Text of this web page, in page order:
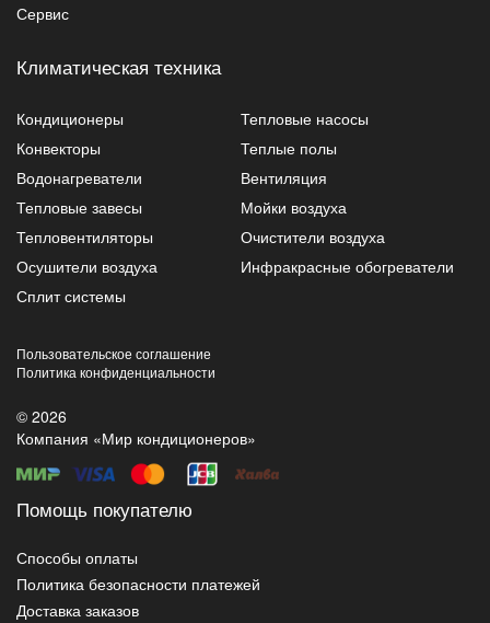
Сервис
Климатическая техника
Кондиционеры
Тепловые насосы
Конвекторы
Теплые полы
Водонагреватели
Вентиляция
Тепловые завесы
Мойки воздуха
Тепловентиляторы
Очистители воздуха
Осушители воздуха
Инфракрасные обогреватели
Сплит системы
Пользовательское соглашение
Политика конфиденциальности
© 2026
Компания «Мир кондиционеров»
Помощь покупателю
Способы оплаты
Политика безопасности платежей
Доставка заказов